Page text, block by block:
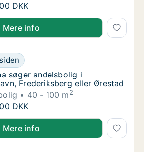
andelsbolig i Storkøbenhavn
DKK
i Storkøbenhavn
Mere info
søger andelsbolig i København,
søger andelsbolig i København,
søger andelsbolig i
Frederiksberg eller Ørestad
40 - 100 m2
søger andelsbolig i København,
DKK
i København,
Mere info